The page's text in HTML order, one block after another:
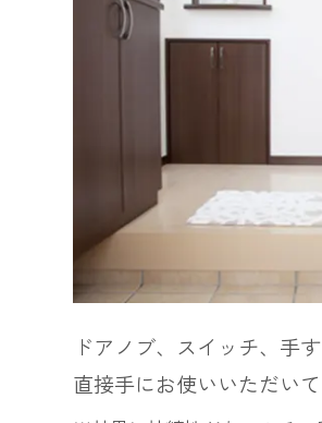
ドアノブ、スイッチ、手
直接手にお使いいただい